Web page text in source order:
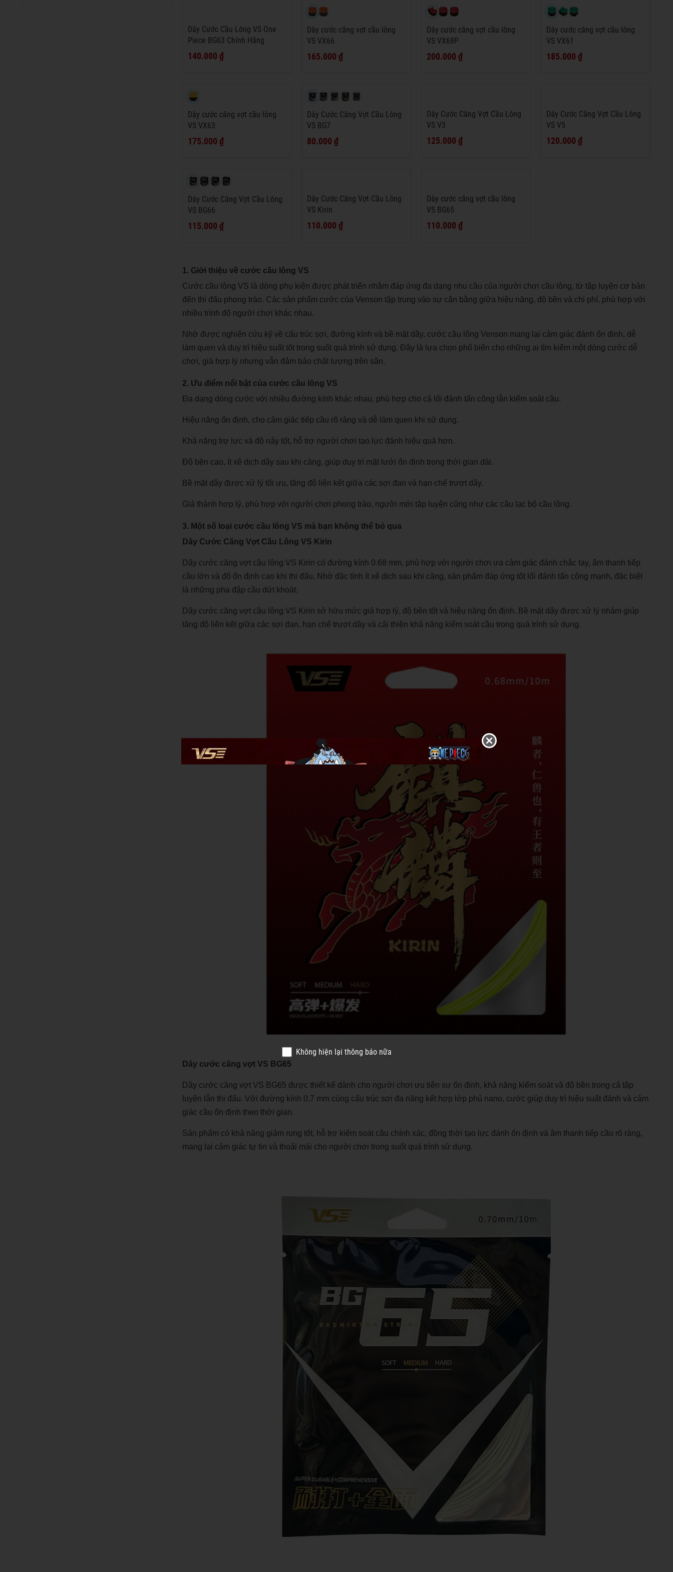
Dây Cước Cầu Lông VS One
Piece BG63 Chính Hãng
140.000 ₫
Dây cước căng vợt cầu lông
VS VX66
165.000 ₫
Dây cước căng vợt cầu lông
VS VX68P
200.000 ₫
Dây cước căng vợt cầu lông
VS VX61
185.000 ₫
Dây cước căng vợt cầu lông
VS VX63
175.000 ₫
Dây Cước Căng Vợt Cầu Lông
VS BG7
80.000 ₫
Dây Cước Căng Vợt Cầu Lông
VS V3
125.000 ₫
Dây Cước Căng Vợt Cầu Lông
VS V5
120.000 ₫
Dây Cước Căng Vợt Cầu Lông
VS BG66
115.000 ₫
Dây Cước Căng Vợt Cầu Lông
VS Kirin
110.000 ₫
Dây cước căng vợt cầu lông
VS BG65
110.000 ₫
1. Giới thiệu về cước cầu lông VS
Cước cầu lông VS là dòng phụ kiện được phát triển nhằm đáp ứng đa dạng nhu cầu của người chơi cầu lông, từ tập luyện cơ bản
đến thi đấu phong trào. Các sản phẩm cước của Venson tập trung vào sự cân bằng giữa hiệu năng, độ bền và chi phí, phù hợp với
nhiều trình độ người chơi khác nhau.
Nhờ được nghiên cứu kỹ về cấu trúc sợi, đường kính và bề mặt dây, cước cầu lông Venson mang lại cảm giác đánh ổn định, dễ
làm quen và duy trì hiệu suất tốt trong suốt quá trình sử dụng. Đây là lựa chọn phổ biến cho những ai tìm kiếm một dòng cước dễ
chơi, giá hợp lý nhưng vẫn đảm bảo chất lượng trên sân.
2. Ưu điểm nổi bật của cước cầu lông VS
Đa dạng dòng cước với nhiều đường kính khác nhau, phù hợp cho cả lối đánh tấn công lẫn kiểm soát cầu.
Hiệu năng ổn định, cho cảm giác tiếp cầu rõ ràng và dễ làm quen khi sử dụng.
Khả năng trợ lực và độ nảy tốt, hỗ trợ người chơi tạo lực đánh hiệu quả hơn.
Độ bền cao, ít xê dịch dây sau khi căng, giúp duy trì mặt lưới ổn định trong thời gian dài.
Bề mặt dây được xử lý tối ưu, tăng độ liên kết giữa các sợi đan và hạn chế trượt dây.
Giá thành hợp lý, phù hợp với người chơi phong trào, người mới tập luyện cũng như các câu lạc bộ cầu lông.
3. Một số loại cước cầu lông VS mà bạn không thể bỏ qua
Dây Cước Căng Vợt Cầu Lông VS Kirin
Dây cước căng vợt cầu lông VS Kirin có đường kính 0.68 mm, phù hợp với người chơi ưa cảm giác đánh chắc tay, âm thanh tiếp
cầu lớn và độ ổn định cao khi thi đấu. Nhờ đặc tính ít xê dịch sau khi căng, sản phẩm đáp ứng tốt lối đánh tấn công mạnh, đặc biệt
là những pha đập cầu dứt khoát.
Dây cước căng vợt cầu lông VS Kirin sở hữu mức giá hợp lý, độ bền tốt và hiệu năng ổn định. Bề mặt dây được xử lý nhám giúp
tăng độ liên kết giữa các sợi đan, hạn chế trượt dây và cải thiện khả năng kiểm soát cầu trong quá trình sử dụng.
Dây cước căng vợt VS BG65
Dây cước căng vợt VS BG65 được thiết kế dành cho người chơi ưu tiên sự ổn định, khả năng kiểm soát và độ bền trong cả tập
luyện lẫn thi đấu. Với đường kính 0.7 mm cùng cấu trúc sợi đa năng kết hợp lớp phủ nano, cước giúp duy trì hiệu suất đánh và cảm
giác cầu ổn định theo thời gian.
Sản phẩm có khả năng giảm rung tốt, hỗ trợ kiểm soát cầu chính xác, đồng thời tạo lực đánh ổn định và âm thanh tiếp cầu rõ ràng,
mang lại cảm giác tự tin và thoải mái cho người chơi trong suốt quá trình sử dụng.
Không hiện lại thông báo nữa